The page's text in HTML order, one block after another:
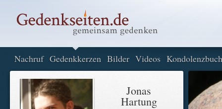
Nachruf Gedenkkerzen Bilder Videos Kondolenzbuch
Jonas
Hartung